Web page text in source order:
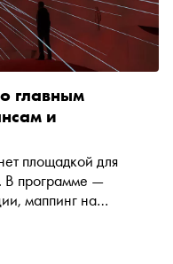
главным
и
площадкой для
В программе —
маппинг на
«Сноб» составил